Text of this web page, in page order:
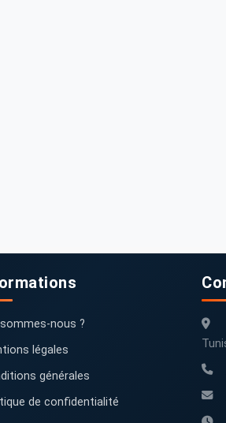
nous ?
légales
générales
de confidentialité